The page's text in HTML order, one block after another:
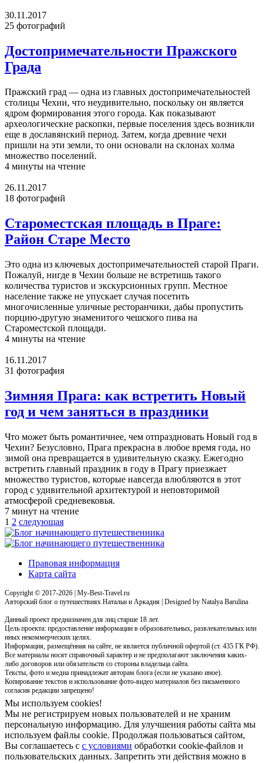
30.11.2017
25 фотографий
Достопримечательности Пражского
Града
Пражский град — одна из главных достопримечательностей
столицы Чехии, что неудивительно, поскольку он является
ядром формирования этого города. Как показывают
археологические раскопки, первые поселения здесь возникли
еще в дославянский период. Затем, когда древние чехи
пришли на эти земли, то они основали на склонах холма
множество поселений.
4 минуты на чтение
26.11.2017
18 фотографий
Староместская площадь в Праге:
Район Старе Место
Это одна из ключевых достопримечательностей старой Праги.
Пожалуй, нигде в Чехии больше не встретишь такого
количества туристов и экскурсионных групп. Местное
население также не упускает случая посетить
многочисленные уличные ресторанчики, дабы пропустить
порцию-другую знаменитого чешского пива на
Староместской площади.
4 минуты на чтение
16.11.2017
31 фотография
Зимняя Прага: как встретить Новый
год и чем заняться в праздники
Что может быть романтичнее, чем отпраздновать Новый год в
Чехии? Безусловно, Прага прекрасна в любое время года, но
зимой она превращается в удивительную сказку. Ежегодно
встретить главный праздник в году в Прагу приезжает
множество туристов, которые навсегда влюбляются в этот
город с удивительной архитектурой и неповторимой
атмосферой средневековья.
7 минут на чтение
Пагинация
записей
1 2 следующая
Правовая информация
Карта сайта
Copyright © 2017-2026 | My-Best-Travel.ru
Авторский блог о путешествиях Натальи и Аркадия | Designed by Natalya Barulina
Данный проект предназначен для лиц старше 18 лет.
Цель проекта: предоставление информации в образовательных, развлекательных или
иных некоммерческих целях.
Информация, размещённая на сайте, не является публичной офертой (ст. 435 ГК РФ).
Все материалы носят справочный характер и не предполагают заключения каких-
либо договоров или обязательств со стороны владельца сайта.
Тексты, фото и медиа принадлежат авторам блога (если не указано иное).
Копирование текстов и использование фото-видео материалов без письменного
согласия редакции запрещено!
Мы используем cookies!
Мы не регистрируем новых пользователей и не храним
персональную информацию. Для улучшения работы сайта мы
используем файлы cookie. Продолжая пользоваться сайтом,
Вы соглашаетесь с с условиями обработки cookie-файлов и
пользовательских данных. Запретить эти действия можно в